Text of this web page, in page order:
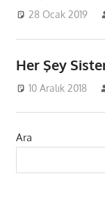
28 Ocak 2019
Her Şey
10 Aralık 2018
Ara